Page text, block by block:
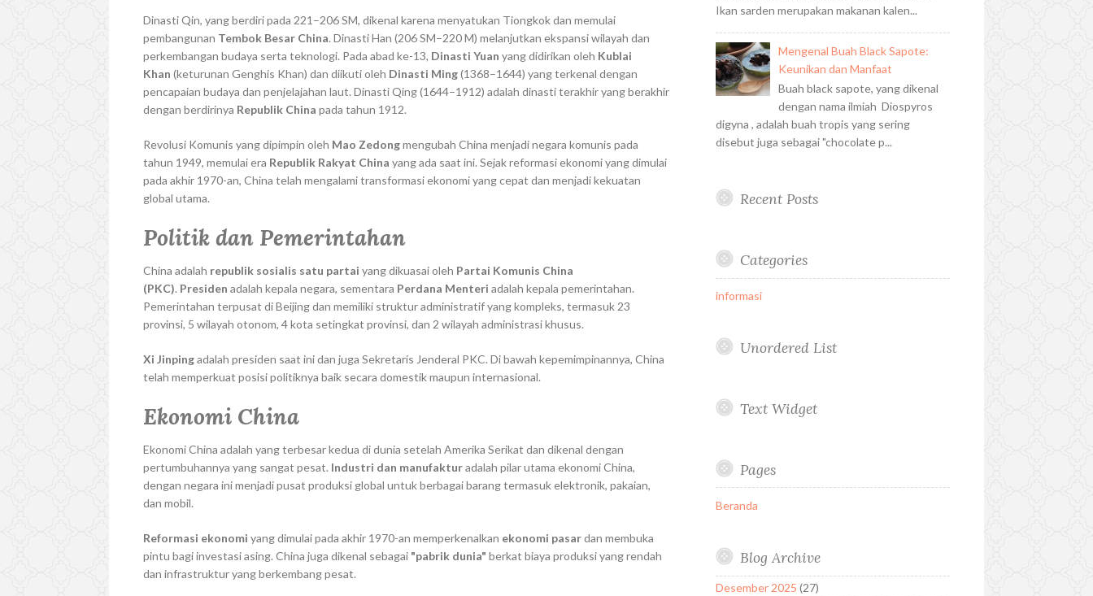
Dinasti Qin, yang berdiri pada 221–206 SM, dikenal karena menyatukan Tiongkok dan memulai
pembangunan Tembok Besar China. Dinasti Han (206 SM–220 M) melanjutkan ekspansi wilayah dan
perkembangan budaya serta teknologi. Pada abad ke-13, Dinasti Yuan yang didirikan oleh Kublai
Khan (keturunan Genghis Khan) dan diikuti oleh Dinasti Ming(1368–1644) yang terkenal dengan
pencapaian budaya dan penjelajahan laut. Dinasti Qing (1644–1912) adalah dinasti terakhir yang berakhir
dengan berdirinya Republik China pada tahun 1912.
Revolusi Komunis yang dipimpin oleh Mao Zedongmengubah China menjadi negara komunis pada
tahun 1949, memulai era Republik Rakyat China yang ada saat ini. Sejak reformasi ekonomi yang dimulai
pada akhir 1970-an, China telah mengalami transformasi ekonomi yang cepat dan menjadi kekuatan
global utama.
Politik dan Pemerintahan
China adalah republik sosialis satu partai yang dikuasai oleh Partai Komunis China
(PKC). Presiden adalah kepala negara, sementara Perdana Menteri adalah kepala pemerintahan.
Pemerintahan terpusat di Beijing dan memiliki struktur administratif yang kompleks, termasuk 23
provinsi, 5 wilayah otonom, 4 kota setingkat provinsi, dan 2 wilayah administrasi khusus.
Xi Jinpingadalah presiden saat ini dan juga Sekretaris Jenderal PKC. Di bawah kepemimpinannya, China
telah memperkuat posisi politiknya baik secara domestik maupun internasional.
Ekonomi China
Ekonomi China adalah yang terbesar kedua di dunia setelah Amerika Serikat dan dikenal dengan
pertumbuhannya yang sangat pesat. Industri dan manufakturadalah pilar utama ekonomi China,
dengan negara ini menjadi pusat produksi global untuk berbagai barang termasuk elektronik, pakaian,
dan mobil.
Reformasi ekonomi yang dimulai pada akhir 1970-an memperkenalkan ekonomi pasardan membuka
pintu bagi investasi asing. China juga dikenal sebagai "pabrik dunia" berkat biaya produksi yang rendah
dan infrastruktur yang berkembang pesat.
Ikan sarden merupakan makanan kalen...
Mengenal Buah Black Sapote:
Keunikan dan Manfaat
Buah black sapote, yang dikenal
dengan nama ilmiah Diospyros
digyna , adalah buah tropis yang sering
disebut juga sebagai "chocolate p...
Recent Posts
Categories
informasi
Unordered List
Text Widget
Pages
Beranda
Blog Archive
Desember 2025 (27)